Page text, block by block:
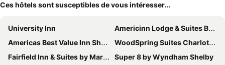
Ces hôtels sont susceptibles de vous intéresser...
University Inn
Americinn Lodge & Suites Boiling Springs — Gardner Webb University
Americas Best Value Inn Shelby
WoodSpring Suites Charlotte Shelby
Fairfield Inn & Suites by Marriott Shelby
Super 8 by Wyndham Shelby